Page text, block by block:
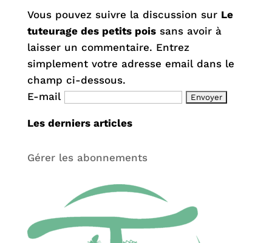
Vous pouvez suivre la discussion sur Le
tuteurage des petits poissans avoir à
laisser un commentaire. Entrez
simplement votre adresse email dans le
champ ci-dessous.
E-mail
Les derniers articles
Gérer les abonnements